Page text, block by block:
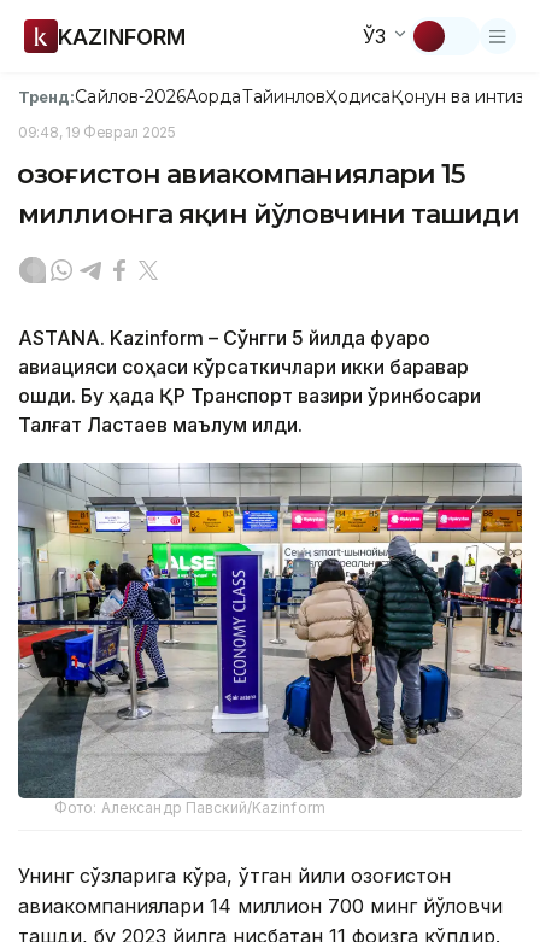
KAZINFORM ЎЗ
Тренд:Сайлов-2026АқордаТайинловҲодисаҚонун ва
09:48, 19 Феврал 2025
Қозоғистон авиакомпаниялари 15
миллионга яқин йўловчини ташиди
ASTANA. Kazinform – Сўнгги 5 йилда фуқаро
авиацияси соҳаси кўрсаткичлари икки баравар
ошди. Бу ҳақда ҚР Транспорт вазири ўринбосари
Талғат Ластаев маълум қилди.
Фото: Александр Павский/Kazinform
Унинг сўзларига кўра, ўтган йили Қозоғистон
авиакомпаниялари 14 миллион 700 минг йўловчи
ташди, бу 2023 йилга нисбатан 11 фоизга кўпдир.